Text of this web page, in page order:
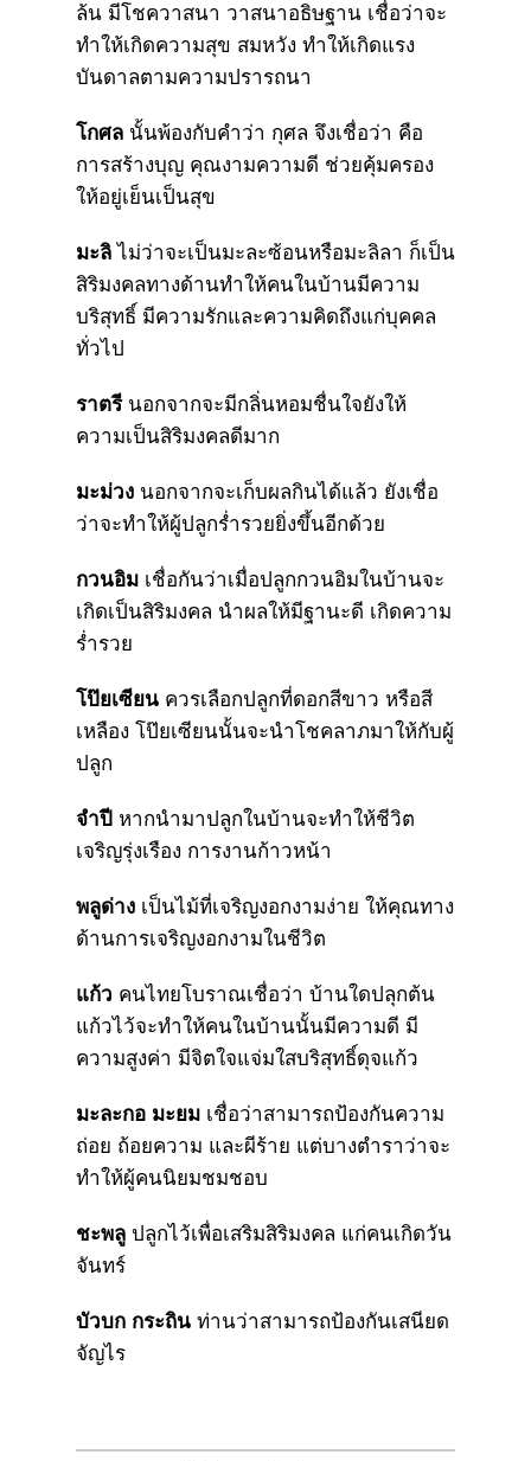
ล้น มีโชควาสนา วาสนาอธิษฐาน เชื่อว่าจะ
ทำให้เกิดความสุข สมหวัง ทำให้เกิดแรง
บันดาลตามความปรารถนา
โกศล นั้นพ้องกับคำว่า กุศล จึงเชื่อว่า คือ
การสร้างบุญ คุณงามความดี ช่วยคุ้มครอง
ให้อยู่เย็นเป็นสุข
มะลิไม่ว่าจะเป็นมะละซ้อนหรือมะลิลา ก็เป็น
สิริมงคลทางด้านทำให้คนในบ้านมีความ
บริสุทธิ์ มีความรักและความคิดถึงแก่บุคคล
ทั่วไป
ราตรีนอกจากจะมีกลิ่นหอมชื่นใจยังให้
ความเป็นสิริมงคลดีมาก
มะม่วง นอกจากจะเก็บผลกินได้แล้ว ยังเชื่อ
ว่าจะทำให้ผู้ปลูกร่ำรวยยิ่งขึ้นอีกด้วย
กวนอิม เชื่อกันว่าเมื่อปลูกกวนอิมในบ้านจะ
เกิดเป็นสิริมงคล นำผลให้มีฐานะดี เกิดความ
ร่ำรวย
โป๊ยเซียน ควรเลือกปลูกที่ดอกสีขาว หรือสี
เหลือง โป๊ยเซียนนั้นจะนำโชคลาภมาให้กับผู้
ปลูก
จำปี หากนำมาปลูกในบ้านจะทำให้ชีวิต
เจริญรุ่งเรือง การงานก้าวหน้า
พลูด่าง เป็นไม้ที่เจริญงอกงามง่าย ให้คุณทาง
ด้านการเจริญงอกงามในชีวิต
แก้ว คนไทยโบราณเชื่อว่า บ้านใดปลุกต้น
แก้วไว้จะทำให้คนในบ้านนั้นมีความดี มี
ความสูงค่า มีจิตใจแจ่มใสบริสุทธิ์ดุจแก้ว
มะละกอ มะยม เชื่อว่าสามารถป้องกันความ
ถ่อย ถ้อยความ และผีร้าย แต่บางตำราว่าจะ
ทำให้ผู้คนนิยมชมชอบ
ชะพลู ปลูกไว้เพื่อเสริมสิริมงคล แก่คนเกิดวัน
จันทร์
บัวบก กระถิน ท่านว่าสามารถป้องกันเสนียด
จัญไร